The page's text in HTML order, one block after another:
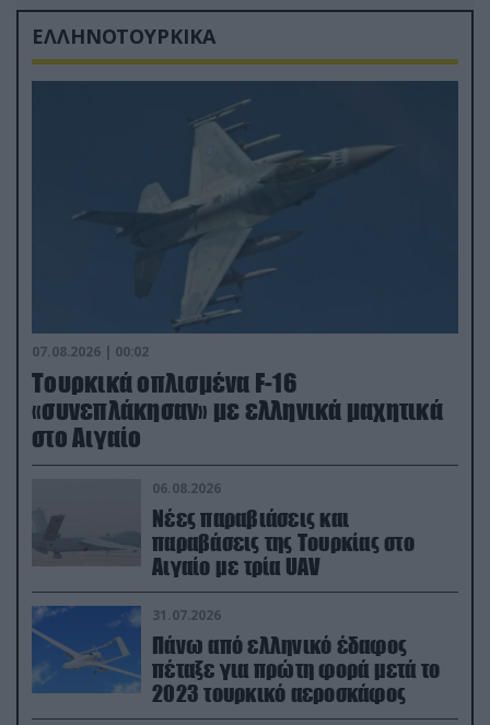
ΕΛΛΗΝΟΤΟΥΡΚΙΚΑ
07.08.2026 | 00:02
Τουρκικά οπλισμένα F-16
«συνεπλάκησαν» με ελληνικά μαχητικά
στο Αιγαίο
06.08.2026
Νέες παραβιάσεις και
παραβάσεις της Τουρκίας στο
Αιγαίο με τρία UAV
31.07.2026
Πάνω από ελληνικό έδαφος
πέταξε για πρώτη φορά μετά το
2023 τουρκικό αεροσκάφος